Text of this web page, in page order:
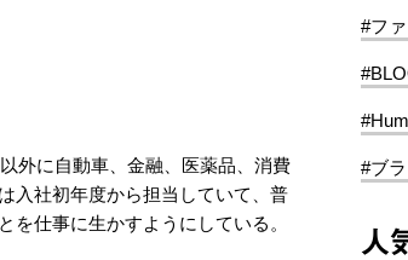
外に自動車、金融、医薬品、消費
入社初年度から担当していて、普
仕事に生かすようにしている。
#フ
#ブ
人